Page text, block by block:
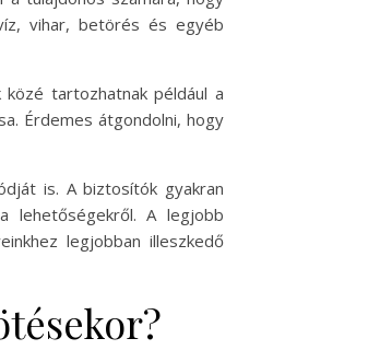
vihar, betörés és egyéb
tartozhatnak például a
Érdemes átgondolni, hogy
is. A biztosítók gyakran
lehetőségekről. A legjobb
legjobban illeszkedő